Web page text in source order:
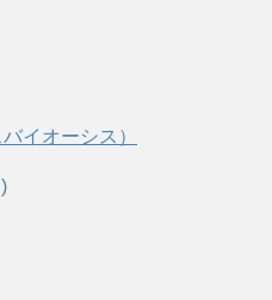
イオーシス）